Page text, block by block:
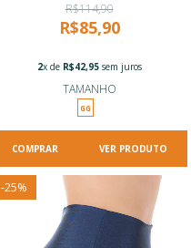
R$114,90
R$85,90
2x de R$42,95sem juros
TAMANHO
GG
VER PRODUTO
-25%